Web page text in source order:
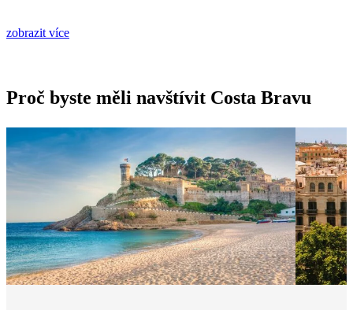
zobrazit více
Proč byste měli navštívit Costa Bravu